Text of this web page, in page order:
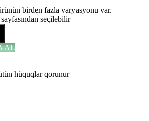
birden fazla varyasyonu var.
seçilebilir
AL
hüquqlar qorunur